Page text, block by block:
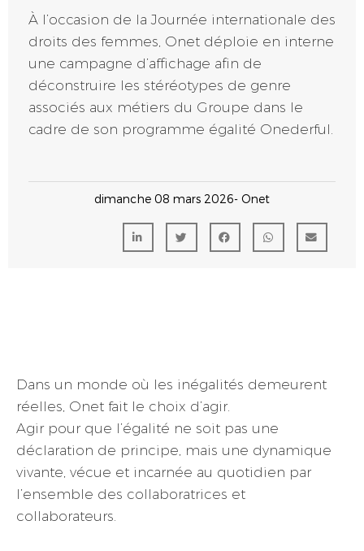
À l’occasion de la Journée internationale des
droits des femmes, Onet déploie en interne
une campagne d’affichage afin de
déconstruire les stéréotypes de genre
associés aux métiers du Groupe dans le
cadre de son programme égalité Onederful.
dimanche 08 mars 2026- Onet
Dans un monde où les inégalités demeurent
réelles, Onet fait le choix d’agir.
Agir pour que l’égalité ne soit pas une
déclaration de principe, mais une dynamique
vivante, vécue et incarnée au quotidien par
l’ensemble des collaboratrices et
collaborateurs.